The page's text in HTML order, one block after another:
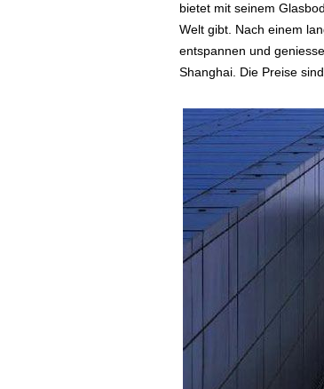
bietet mit seinem
Welt gibt. Nach einem
entspannen und
Shanghai. Die Preise